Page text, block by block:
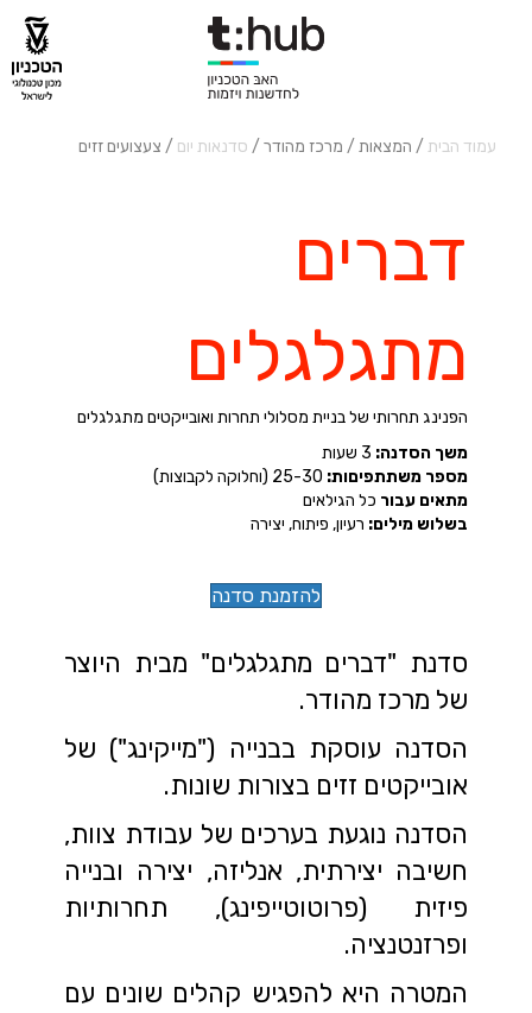
עמוד הבית / המצאות / מרכז מהודר / סדנאות יום / צעצועים זזים
דברים
מתגלגלים
הפנינג תחרותי של בניית מסלולי תחרות ואובייקטים מתגלגלים
משך הסדנה: 3 שעות
מספר משתתפיםות:
מתאים עבור כל הגילאים
בשלוש מילים: רעיון, פיתוח, יצירה
להזמנת סדנה
סדנת "דברים מתגלגלים" מבית היוצר
של מרכז מהודר.
הסדנה עוסקת בבנייה ("מייקינג") של
אובייקטים זזים בצורות שונות.
הסדנה נוגעת בערכים של עבודת צוות,
חשיבה יצירתית, אנליזה, יצירה ובנייה
פיזית (פרוטוטייפינג), תחרותיות
ופרזנטנציה.
המטרה היא להפגיש קהלים שונים עם